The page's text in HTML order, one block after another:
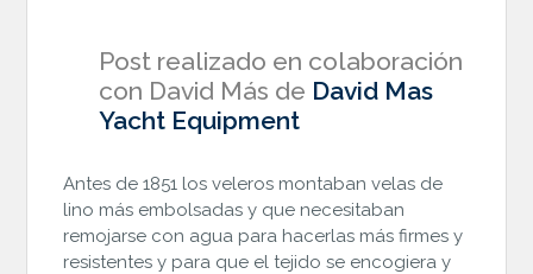
Post realizado en colaboración
con David Más de David Mas
Yacht Equipment
Antes de 1851 los veleros montaban velas de
lino más embolsadas y que necesitaban
remojarse con agua para hacerlas más firmes y
resistentes y para que el tejido se encogiera y